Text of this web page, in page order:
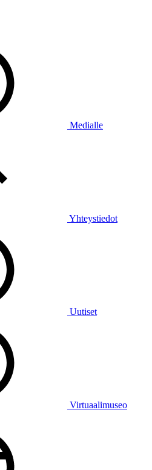
Medialle
Yhteystiedot
Uutiset
Virtuaalimuseo